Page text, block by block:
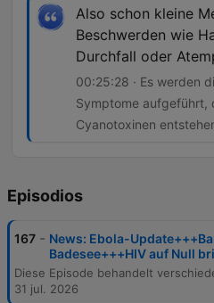
Also schon kleine
Beschwerden wie
Durchfall oder
00:25:28 · Es werden
Symptome aufgeführt,
Cyanotoxinen
Episodios
167 - News: Ebola-
Badesee+++HIV auf Null
31 jul. 2026